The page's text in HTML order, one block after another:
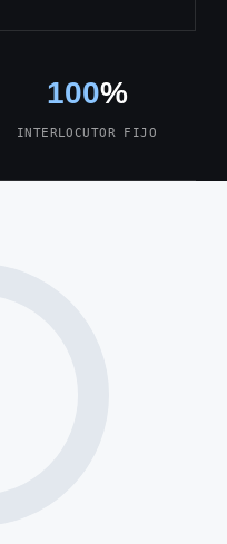
100%
INTERLOCUTOR FIJO